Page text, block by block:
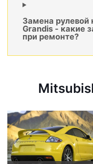
Замена рулевой
Grandis - какие
при ремонте?